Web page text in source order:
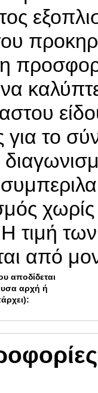
το
τιμή
από
αποδίδεται
αρχή ή